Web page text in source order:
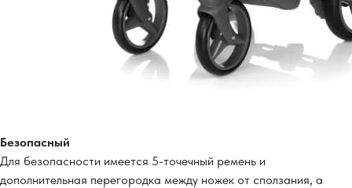
Безопасный
Для безопасности имеется 5-точечный ремень и
дополнительная перегородка между ножек от сползания, а